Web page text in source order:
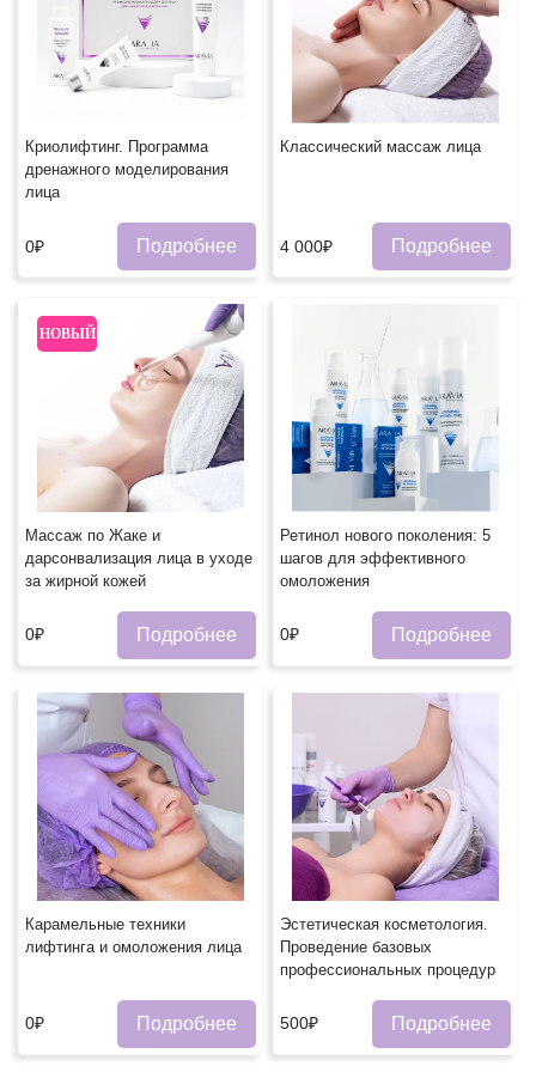
Криолифтинг. Программа
дренажного моделирования
лица
0₽ Подробнее
Классический массаж лица
4 000₽ Подробнее
НОВЫЙ
Массаж по Жаке и
дарсонвализация лица в уходе
за жирной кожей
0₽ Подробнее
Ретинол нового поколения: 5
шагов для эффективного
омоложения
0₽ Подробнее
Карамельные техники
лифтинга и омоложения лица
0₽ Подробнее
Эстетическая косметология.
Проведение базовых
профессиональных процедурㅤ
500₽ Подробнее